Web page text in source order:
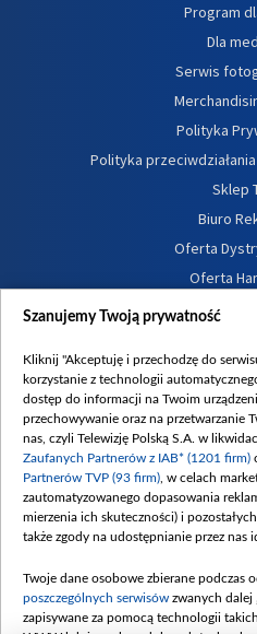
Program
Dla
Serwis
Polityka
Polityka
Sklep
Biuro
Oferta
Oferta
Procedura
Szanujemy Twoją prywatność
Kliknij "Akceptuję i przechodzę do
korzystanie z technologii
dostęp do informacji na Twoim
przechowywanie oraz na przetwarzanie
nas, czyli Telewizję Polską S.A. w
Zaufanych Partnerów z IAB* (1201 firm)
Partnerów TVP (93 firm) , w celach
zautomatyzowanego dopasowania
mierzenia ich skuteczności) i
także zgody na udostępnianie przez nas
Twoje dane osobowe zbierane podczas
poszczególnych serwisów zwanych dalej
zapisywane za pomocą technologii